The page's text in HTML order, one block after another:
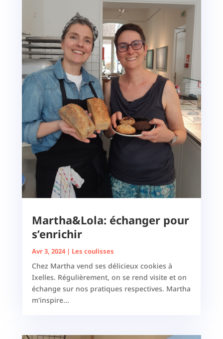
Martha&Lola: échanger pour
s’enrichir
Avr 3, 2024| Les coulisses
Chez Martha vend ses délicieux cookies à
Ixelles. Régulièrement, on se rend visite et on
échange sur nos pratiques respectives. Martha
m'inspire...